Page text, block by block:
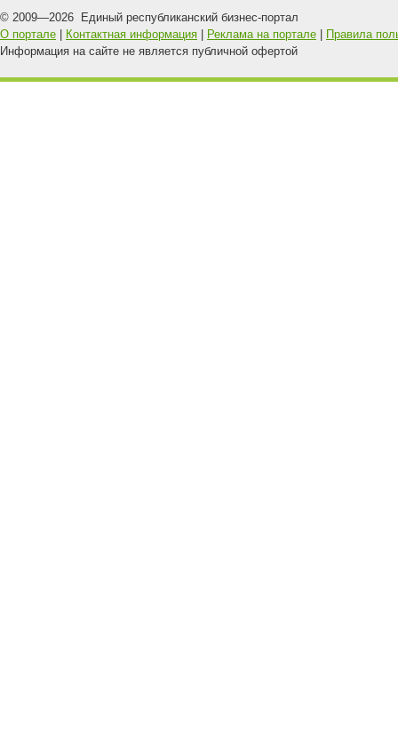
© 2009—2026 Единый республиканский бизнес-портал
О портале
Контактная информация Реклама на портале
Правила
Информация на сайте не является публичной офертой